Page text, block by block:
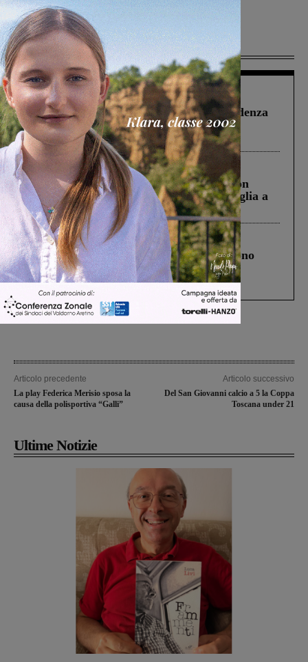
Più lette
Figline Incisa Valdarno 1 Agosto 2026
Piscina di Figline finanziata oltre la scadenza
Pnrr, il gruppo di Fratelli d’Italia: “Un
ringraziamento al Governo”
Cronaca 3 Agosto 2026
Scomparso da una struttura di Castiglion
Fiorentino l’uomo che aveva ucciso la figlia a
Levane nel 2020
Cronaca 4 Agosto 2026
Un anno fa la strage in A1 in cui morirono
Gianni, Giulia e Franco. Lo schianto, il
processo, lo stop ai sorpassi fra tir....
Articolo precedente
La play Federica Merisio sposa la
causa della polisportiva “Galli”
Articolo successivo
Del San Giovanni calcio a 5 la Coppa
Toscana under 21
Ultime Notizie